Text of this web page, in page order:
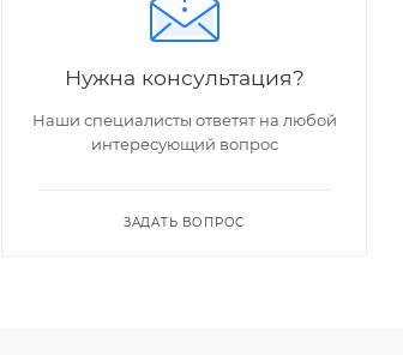
Нужна консультация?
Наши специалисты ответят на любой
интересующий вопрос
ЗАДАТЬ ВОПРОС